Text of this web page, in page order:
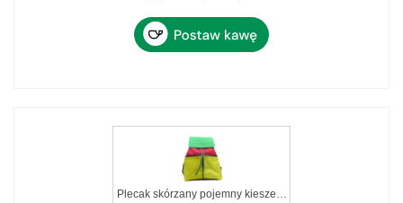
Plecak skórzany pojemny kieszenie wygodny kolorowy zero waste OLIVKA